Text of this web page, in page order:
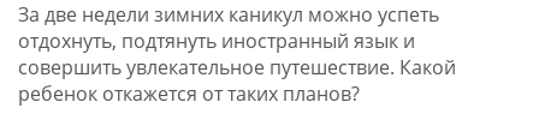
За две недели зимних каникул можно успеть
отдохнуть, подтянуть иностранный язык и
совершить увлекательное путешествие. Какой
ребенок откажется от таких планов?